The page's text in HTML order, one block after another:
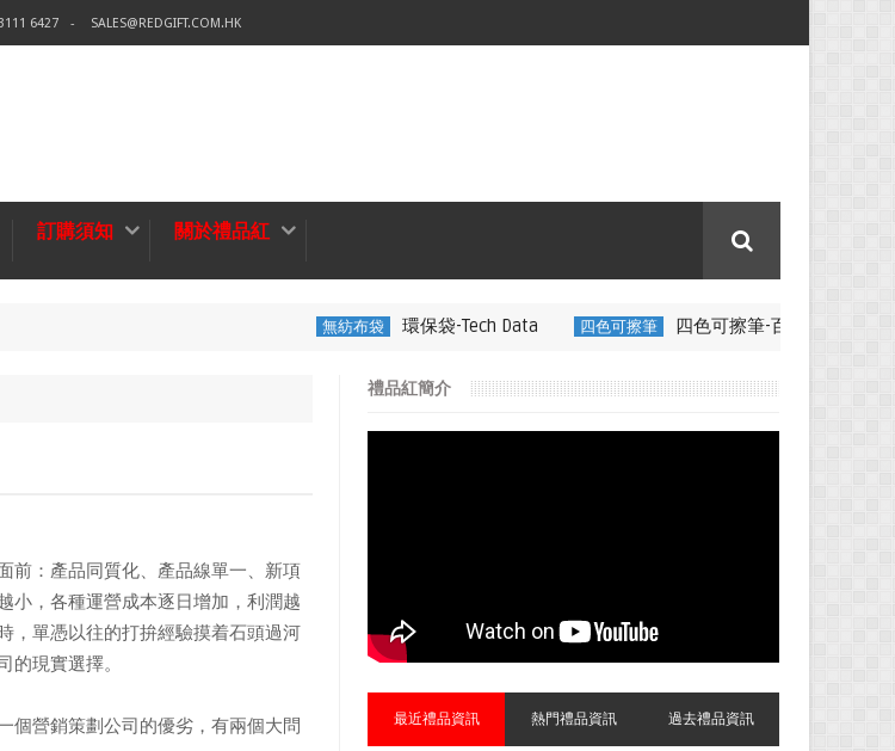
6427 SALES@REDGIFT.COM.HK
訂購須知 關於禮品紅
環保袋-Tech Data 四色可擦筆 四色可擦筆-百通電纜 350ML 折疊矽膠咖啡
前：產品同質化、產品線單一、新項
小，各種運營成本逐日增加，利潤越
單憑以往的打拚經驗摸着石頭過河
現實選擇。
營銷策劃公司的優劣，有兩個大問
禮品紅簡介
最近禮品資訊 熱門禮品資訊 過去禮品資訊